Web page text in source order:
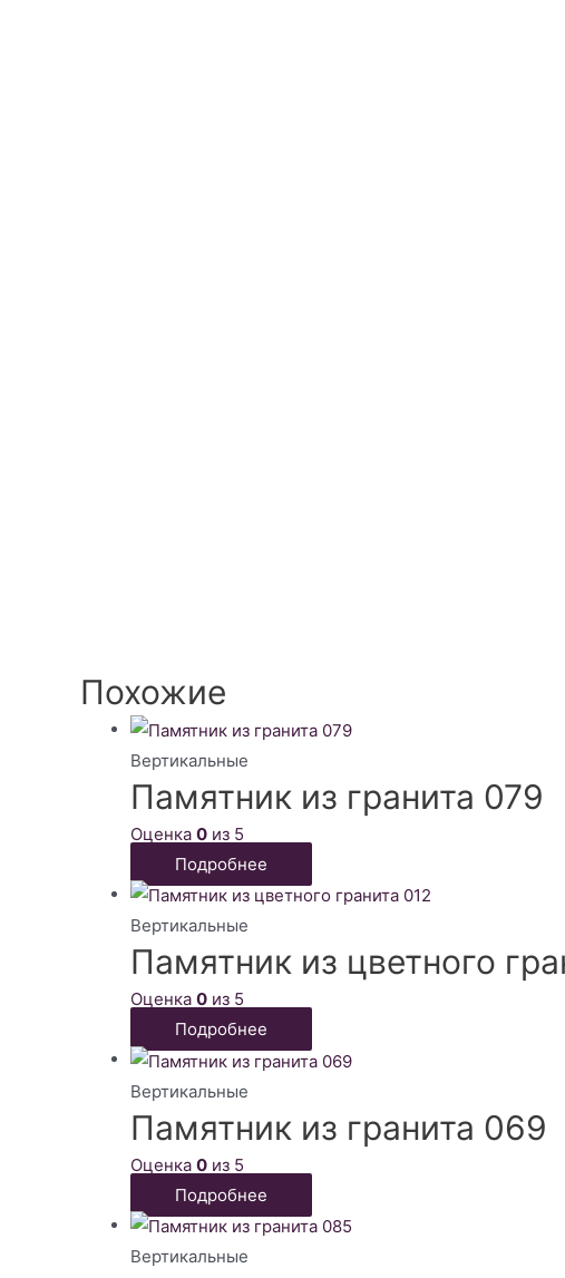
Похожие
Вертикальные
Памятник из гранита 079
Оценка 0 из 5
Подробнее
Вертикальные
Памятник из цветного
Оценка 0 из 5
Подробнее
Вертикальные
Памятник из гранита 069
Оценка 0 из 5
Подробнее
Вертикальные